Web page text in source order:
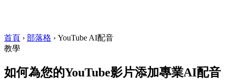
首頁 › 部落格 › YouTube AI配音
教學
如何為您的YouTube影片添加專業AI配音